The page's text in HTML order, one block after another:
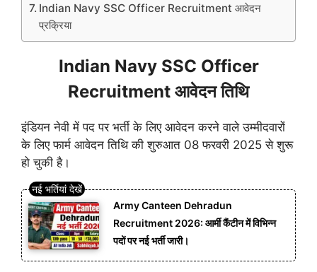
Indian Navy SSC Officer Recruitment आवेदन
प्रक्रिया
Indian Navy SSC Officer
Recruitment आवेदन तिथि
इंडियन नेवी में पद पर भर्ती के लिए आवेदन करने वाले उम्मीदवारों
के लिए फार्म आवेदन तिथि की शुरुआत 08 फरवरी 2025 से शुरू
हो चुकी है।
Army Canteen Dehradun
Recruitment 2026: आर्मी कैंटीन में विभिन्न
पदों पर नई भर्ती जारी।